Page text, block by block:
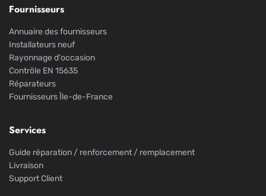
Fournisseurs
Annuaire des fournisseurs
Installateurs neuf
Rayonnage d'occasion
Contrôle EN 15635
Réparateurs
Fournisseurs Île-de-France
Services
Guide réparation / renforcement / remplacement
Livraison
Support Client